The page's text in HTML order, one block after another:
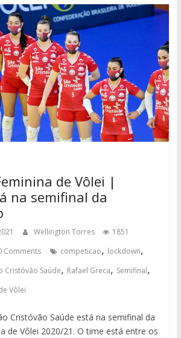
de Vôlei |
na semifinal da
Wellington Torres
1851
Comments competicao, lockdown,
Cristóvão Saúde, Rafael Greca, Semifinal,
Vôlei
Cristóvão Saúde está na semifinal da
de Vôlei 2020/21. O time está entre os